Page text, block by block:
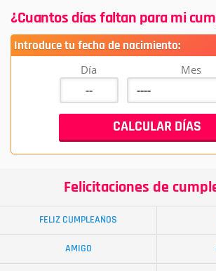
¿Cuantos días faltan para mi
Introduce tu fecha de nacimiento:
Día Mes
Felicitaciones de
FELIZ CUMPLEAÑOS
AMIGO